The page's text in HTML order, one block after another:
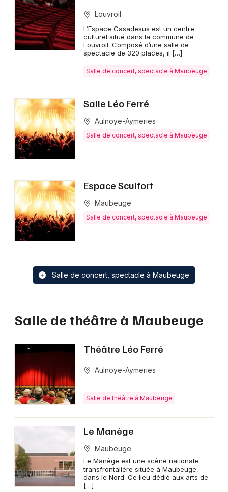
Louvroil
L’Espace Casadesus est un centre
culturel situé dans la commune de
Louvroil. Composé d’une salle de
spectacle de 320 places, il […]
Salle de concert, spectacle à Maubeuge
Salle Léo Ferré
Aulnoye-Aymeries
Salle de concert, spectacle à Maubeuge
Espace Sculfort
Maubeuge
Salle de concert, spectacle à Maubeuge
Salle de concert, spectacle à Maubeuge
Salle de théâtre à Maubeuge
Théâtre Léo Ferré
Aulnoye-Aymeries
Salle de théâtre à Maubeuge
Le Manège
Maubeuge
Le Manège est une scène nationale
transfrontalière située à Maubeuge,
dans le Nord. Ce lieu dédié aux arts de
[…]